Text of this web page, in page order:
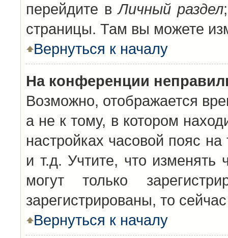
перейдите вЛичный раздел
страницы. Там вы можете
Вернуться к началу
На конференции
Возможно, отображается
а не к тому, в котором
настройках часовой пояс
и т.д. Учтите, что изменять
могут только
зарегистрированы, то
Вернуться к началу